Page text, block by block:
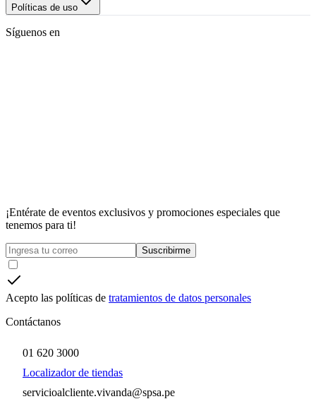
Políticas de uso
Síguenos en
¡Entérate de eventos exclusivos y promociones especiales que
tenemos para ti!
Suscribirme
Acepto las políticas de tratamientos de datos personales
Contáctanos
01 620 3000
Localizador de tiendas
servicioalcliente.vivanda@spsa.pe